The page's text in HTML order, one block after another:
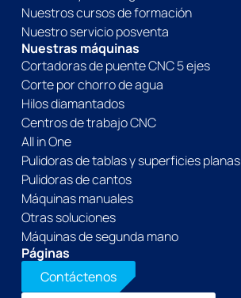
Nuestros cursos de formación
Nuestro servicio posventa
Nuestras máquinas
Cortadoras de puente CNC 5 ejes
Corte por chorro de agua
Hilos diamantados
Centros de trabajo CNC
All in One
Pulidoras de tablas y superficies planas
Pulidoras de cantos
Máquinas manuales
Otras soluciones
Máquinas de segunda mano
Páginas
Contáctenos